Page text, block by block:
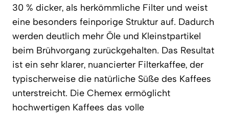
30 % dicker, als herkömmliche Filter und weist
eine besonders feinporige Struktur auf. Dadurch
werden deutlich mehr Öle und Kleinstpartikel
beim Brühvorgang zurückgehalten. Das Resultat
ist ein sehr klarer, nuancierter Filterkaffee, der
typischerweise die natürliche Süße des Kaffees
unterstreicht. Die Chemex ermöglicht
hochwertigen Kaffees das volle